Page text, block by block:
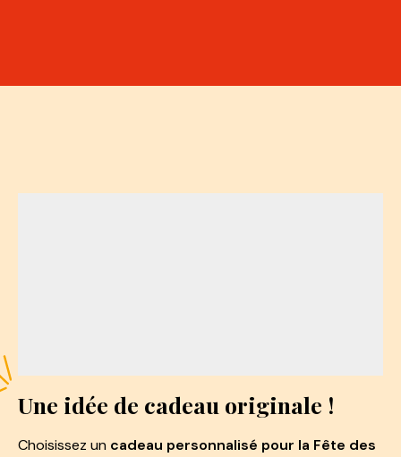
Une idée de cadeau originale !
Choisissez un cadeau personnalisé pour la Fête des